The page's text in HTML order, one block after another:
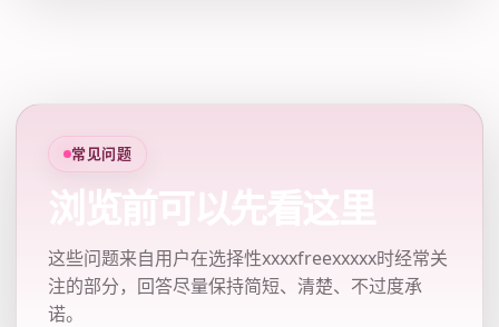
常见问题
浏览前可以先看这里
这些问题来自用户在选择性xxxxfreexxxxx时经常关
注的部分，回答尽量保持简短、清楚、不过度承
诺。